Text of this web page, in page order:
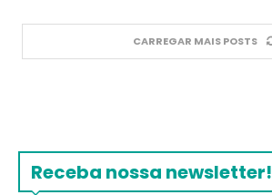
CARREGAR MAIS POSTS
Receba nossa newsletter!